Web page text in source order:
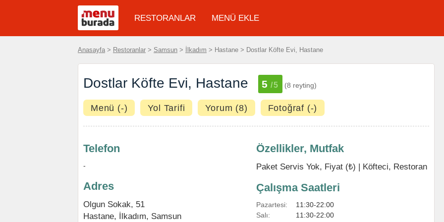
RESTORANLAR MENÜ EKLE
Anasayfa > Restoranlar > Samsun > İlkadım > Hastane > Dostlar Köfte Evi, Hastane
Dostlar Köfte Evi, Hastane 5 /5 (8 reyting)
Menü (-) Yol Tarifi Yorum (8) Fotoğraf (-)
Telefon
-
Adres
Olgun Sokak, 51
Hastane, İlkadım, Samsun
Özellikler, Mutfak
Paket Servis Yok, Fiyat (₺) | Köfteci, Restoran
Çalışma Saatleri
Pazartesi:
11:30-22:00
Salı:
11:30-22:00